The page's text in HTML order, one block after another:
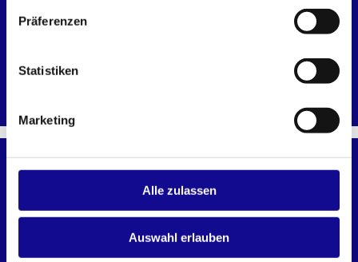
Präferenzen
Statistiken
Marketing
Alle zulassen
Auswahl erlauben
ZUBEHÖR